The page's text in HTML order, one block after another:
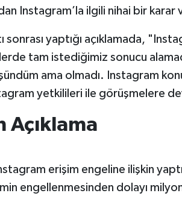
Instagram’la ilgili nihai bir
yaptığı açıklamada,
tam istediğimiz sonucu
ama olmadı. Instagram
yetkilileri ile görüşmelere
erişim engeline ilişkin
engellenmesinden dolayı